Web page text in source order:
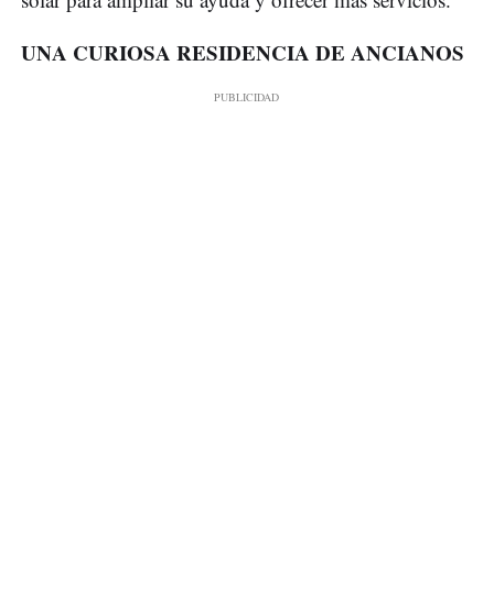
UNA CURIOSA RESIDENCIA DE ANCIANOS